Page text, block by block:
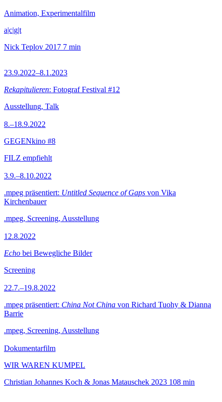
Animation, Experimentalfilm
a|c|g|t
Nick Teplov 2017 7 min
23.9.2022–8.1.2023
Rekapitulieren: Fotograf Festival #12
Ausstellung, Talk
8.–18.9.2022
GEGENkino #8
FILZ empfiehlt
3.9.–8.10.2022
.mpeg präsentiert: Untitled Sequence of Gaps von Vika
Kirchenbauer
.mpeg, Screening, Ausstellung
12.8.2022
Echo bei Bewegliche Bilder
Screening
22.7.–19.8.2022
.mpeg präsentiert: China Not China von Richard Tuohy & Dianna
Barrie
.mpeg, Screening, Ausstellung
Dokumentarfilm
WIR WAREN KUMPEL
Christian Johannes Koch & Jonas Matauschek 2023 108 min